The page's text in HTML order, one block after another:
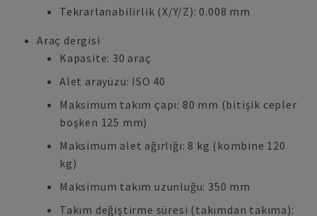
Tekrarlanabilirlik (X/Y/Z): 0.008 mm
Araç dergisi
Kapasite: 30 araç
Alet arayüzü: ISO 40
Maksimum takım çapı: 80 mm (bitişik cepler
boşken 125 mm)
Maksimum alet ağırlığı: 8 kg (kombine 120
kg)
Maksimum takım uzunluğu: 350 mm
Takım değiştirme süresi (takımdan takıma):